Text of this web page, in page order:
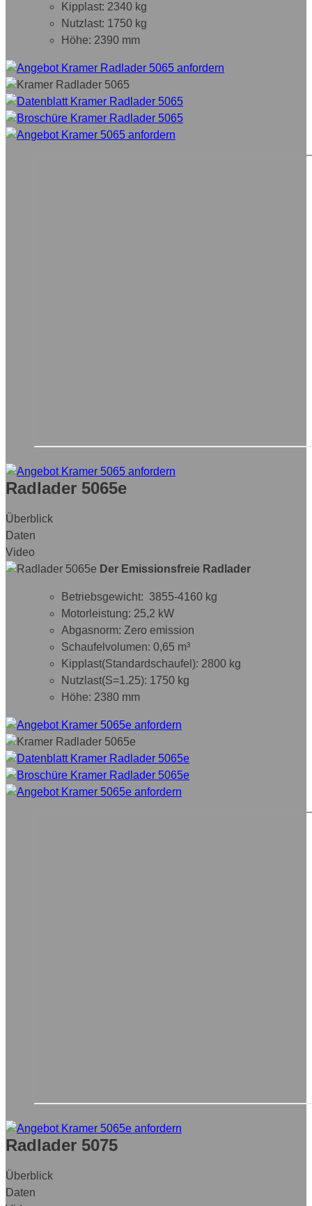
Kipplast: 2340 kg
Nutzlast: 1750 kg
Höhe: 2390 mm
Radlader 5065e
Überblick
Daten
Video
Der Emissionsfreie Radlader
Betriebsgewicht: 3855-4160 kg
Motorleistung: 25,2 kW
Abgasnorm: Zero emission
Schaufelvolumen: 0,65 m³
Kipplast(Standardschaufel): 2800 kg
Nutzlast(S=1.25): 1750 kg
Höhe: 2380 mm
Radlader 5075
Überblick
Daten